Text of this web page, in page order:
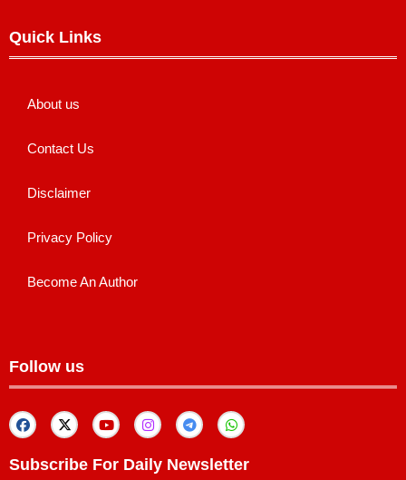
Quick Links
About us
Contact Us
Disclaimer
Privacy Policy
Become An Author
Follow us
Subscribe For Daily Newsletter